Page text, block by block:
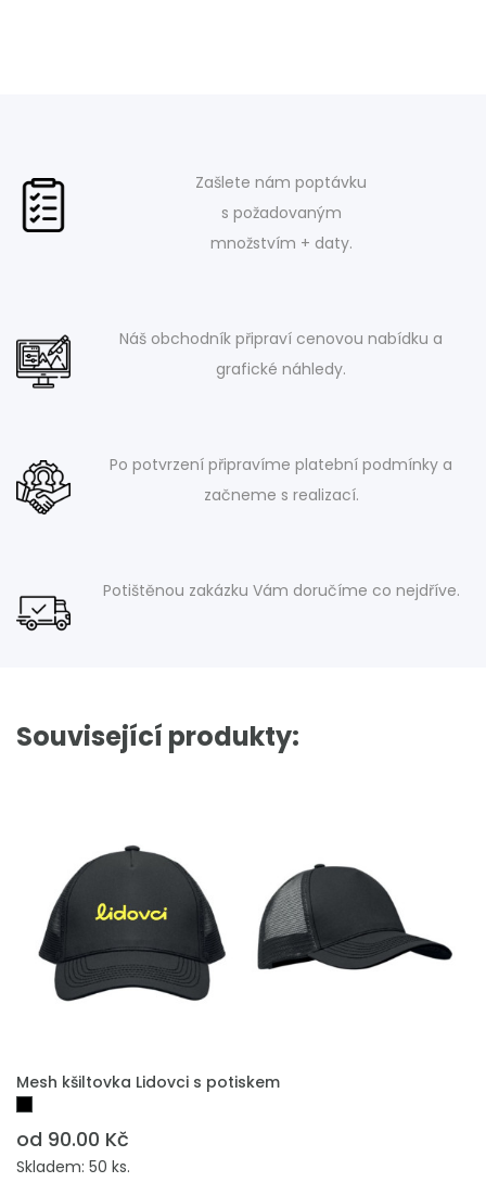
Zašlete nám poptávku
s požadovaným
množstvím + daty.
Náš obchodník připraví cenovou nabídku a
grafické náhledy.
Po potvrzení připravíme platební podmínky a
začneme s realizací.
Potištěnou zakázku Vám doručíme co nejdříve.
Související produkty:
PŘIDAT DO POPTÁVKY
Mesh kšiltovka Lidovci s potiskem
od 90.00 Kč
Skladem: 50 ks.